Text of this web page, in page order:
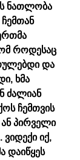
ნათლობა
როდესაც
და
ხმა
ძალიან
ჩემთვის
პირველი
იქ,
დაიწყეს